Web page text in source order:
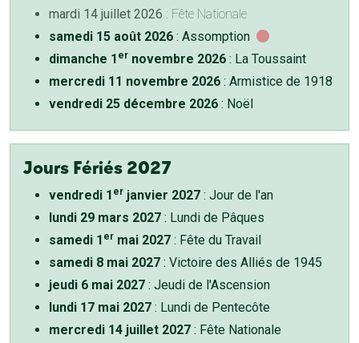
mardi 14 juillet 2026 : Fête Nationale
samedi 15 août 2026 : Assomption
dimanche 1 er novembre 2026 : La Toussaint
mercredi 11 novembre 2026 : Armistice de 1918
vendredi 25 décembre 2026 : Noël
Jours Fériés 2027
vendredi 1 er janvier 2027 : Jour de l'an
lundi 29 mars 2027 : Lundi de Pâques
samedi 1 er mai 2027 : Fête du Travail
samedi 8 mai 2027 : Victoire des Alliés de 1945
jeudi 6 mai 2027 : Jeudi de l'Ascension
lundi 17 mai 2027 : Lundi de Pentecôte
mercredi 14 juillet 2027 : Fête Nationale